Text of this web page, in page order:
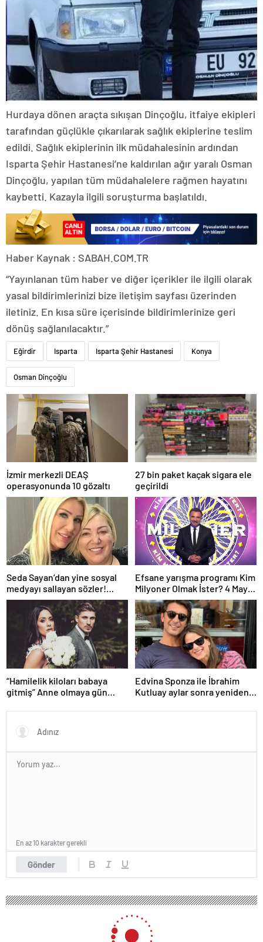
Hurdaya dönen araçta sıkışan Dinçoğlu, itfaiye ekipleri
tarafından güçlükle çıkarılarak sağlık ekiplerine teslim
edildi. Sağlık ekiplerinin ilk müdahalesinin ardından
Isparta Şehir Hastanesi’ne kaldırılan ağır yaralı Osman
Dinçoğlu, yapılan tüm müdahalelere rağmen hayatını
kaybetti. Kazayla ilgili soruşturma başlatıldı.
Haber Kaynak : SABAH.COM.TR
“Yayınlanan tüm haber ve diğer içerikler ile ilgili olarak
yasal bildirimlerinizi bize iletişim sayfası üzerinden
iletiniz. En kısa süre içerisinde bildirimlerinize geri
dönüş sağlanılacaktır.”
Eğirdir Isparta Isparta Şehir Hastanesi Konya
Osman Dinçoğlu
İzmir merkezli DEAŞ
operasyonunda 10 gözaltı
27 bin paket kaçak sigara ele
geçirildi
Seda Sayan’dan yine sosyal
medyayı sallayan sözler!
Annesi ve ablası meğer…
Efsane yarışma programı Kim
Milyoner Olmak İster? 4 Mayıs
Pazar akşamı atv
ekranlarında!
“Hamilelik kiloları babaya
gitmiş” Anne olmaya gün
görünümüyle gündem oldu!
Edvina Sponza ile İbrahim
Kutluay aylar sonra yeniden
demişti…
Gönder
En az 10 karakter gerekli